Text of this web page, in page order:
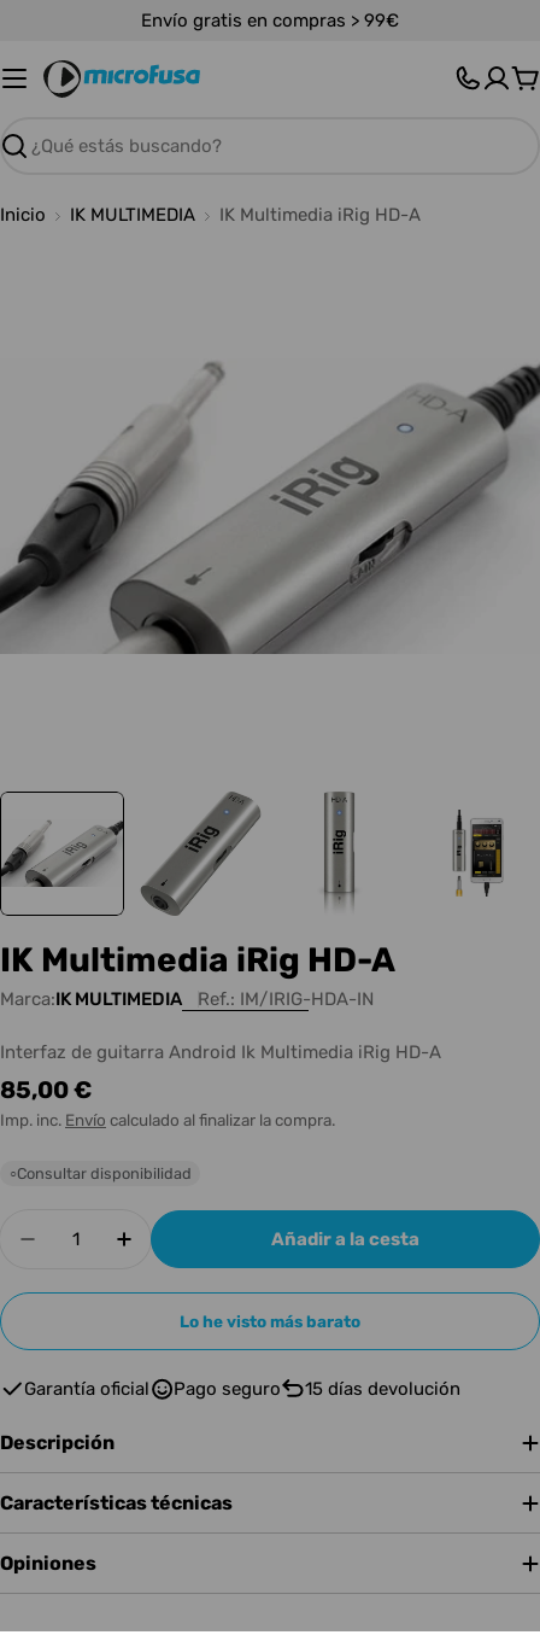
contenido
Envío gratis en compras > 99€
Buscar
Inicio IK MULTIMEDIA IK Multimedia iRig HD-A
medios 0 en modal
IK Multimedia iRig HD-A
Marca:IK MULTIMEDIA Ref.: IM/IRIG-HDA-IN
Interfaz de guitarra Android Ik Multimedia iRig HD-A
Precio
habitual
85,00 €
Imp. inc. Envío calculado al finalizar la compra.
○Consultar disponibilidad
Disminuir cantidad para IK Multimedia iRig HD-
Aumentar cantidad para IK
Añadir a la cesta
Lo he visto más barato
Garantía oficial Pago seguro 15 días devolución
Descripción
Características técnicas
Opiniones